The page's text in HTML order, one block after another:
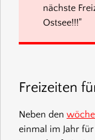
nächste
Ostsee!!!"
Freizeiten
Neben den
einmal im Jahr